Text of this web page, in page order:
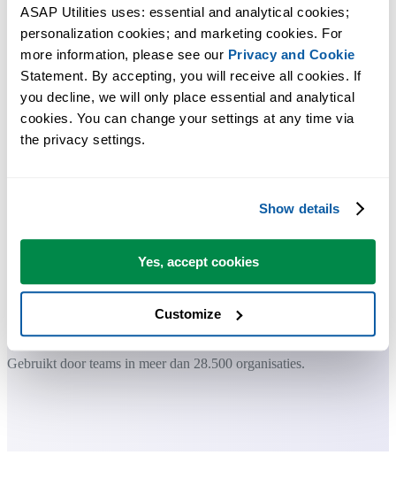
ASAP Utilities uses: essential and analytical cookies;
personalization cookies; and marketing cookies. For
more information, please see our Privacy and Cookie
Statement. By accepting, you will receive all cookies. If
you decline, we will only place essential and analytical
cookies. You can change your settings at any time via
the privacy settings.
Show details
Yes, accept cookies
Customize
Praktische tools die veel Excel-gebruikers in Excel missen.
Bespaar tijd in Excel. Snel en eenvoudig.
ASAP Utilities helpt je tijd besparen en dingen doen die Excel alleen
De meeste gebruikers beginnen met een paar tools. Uiteindelijk
Gebruikt door teams in meer dan 28.500 organisaties.